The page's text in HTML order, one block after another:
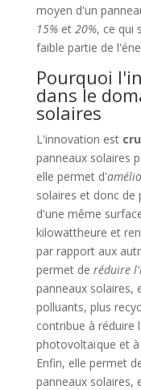
moyen d'un
15%et 20%, ce qui
faible partie de
Pourquoi
dans le
solaires
L'innovation est
panneaux solaires
elle permet d'
solaires et donc de
d'une même
kilowattheure et
par rapport aux
permet de réduire
panneaux solaires,
polluants, plus
contribue à réduire
photovoltaïque et
Enfin, elle permet
panneaux solaires,